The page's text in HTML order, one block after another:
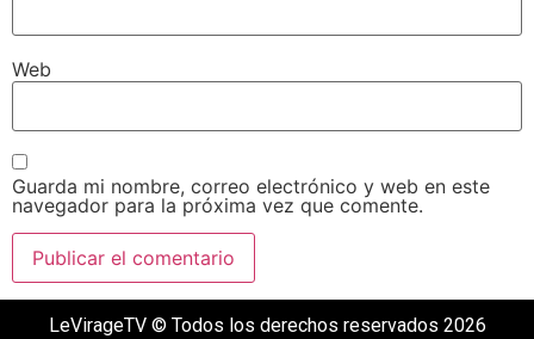
Web
Guarda mi nombre, correo electrónico y web en este
navegador para la próxima vez que comente.
LeVirageTV © Todos los derechos reservados 2026